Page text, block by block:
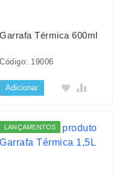
Garrafa Térmica 600ml
Código: 19006
Adicionar
LANÇAMENTOS